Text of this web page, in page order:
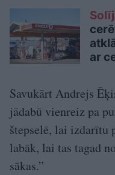
ar
Savukārt Andrejs
jādabū vienreiz pa
štepselē, lai izdarītu
labāk, lai tas tagad
sākas.”